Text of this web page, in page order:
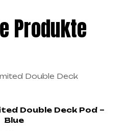
Produkte
Double Deck Pod –
Blue